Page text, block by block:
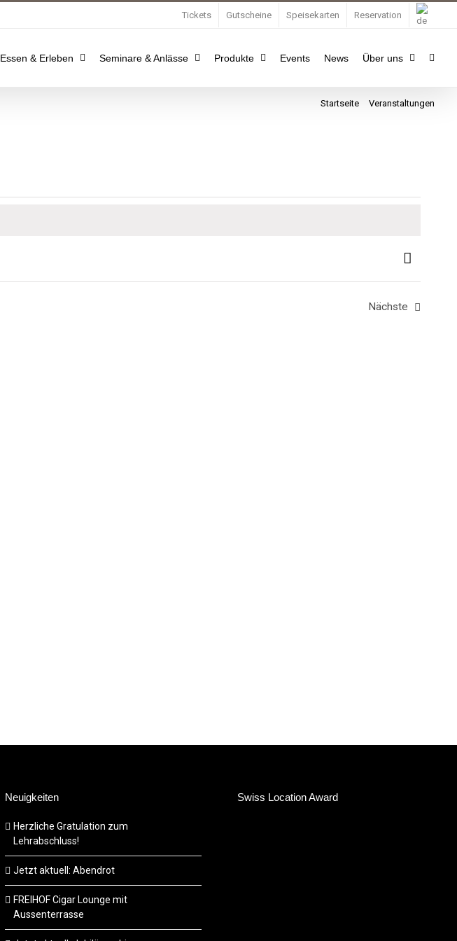
Tickets Gutscheine Speisekarten Reservation
Essen & Erleben Seminare & Anlässe Produkte Events News Über uns
Startseite Veranstaltungen
Liste
Nächste
Neuigkeiten
Herzliche Gratulation zum
Lehrabschluss!
Jetzt aktuell: Abendrot
FREIHOF Cigar Lounge mit
Aussenterrasse
Swiss Location Award